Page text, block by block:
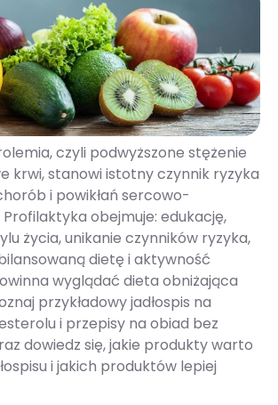
czyli podwyższone stężenie
krwi, stanowi istotny czynnik ryzyka
i powikłań sercowo-
obejmuje: edukację,
życia, unikanie czynników ryzyka,
dietę i aktywność
wyglądać dieta obniżająca
przykładowy jadłospis na
i przepisy na obiad bez
dowiedz się, jakie produkty warto
i jakich produktów lepiej